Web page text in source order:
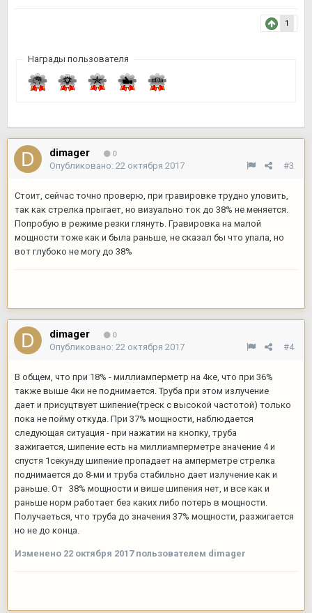
1
Награды пользователя
dimager 0
#3
Опубликовано: 22 октября 2017
Стоит, сейчас точно проверю, при гравировке трудно уловить,
так как стрелка прыгает, но визуально ток до 38% не меняется.
Попробую в режиме резки глянуть. Гравировка на малой
мощности тоже как и была раньше, не сказал бы что упала, но
вот глубоко не могу до 38%
dimager 0
#4
Опубликовано: 22 октября 2017
В общем, что при 18% - миллиамперметр на 4ке, что при 36%
также выше 4ки не поднимается. Труба при этом излучение
дает и присуцтвует шипение(треск с высокой частотой) только
пока не пойму откуда. При 37% мощности, наблюдается
следующая ситуация - при нажатии на кнопку, труба
зажигается, шипение есть на миллиамперметре значение 4 и
спустя 1секунду шипение пропадает на амперметре стрелка
поднимается до 8-ми и труба стабильно дает излучение как и
раньше. От 38% мощности и више шипения нет, и все как и
раньше норм работает без каких либо потерь в мощности.
Получаеться, что труба до значения 37% мощности, разжигается
но не до конца.
Изменено 22 октября 2017пользователем dimager